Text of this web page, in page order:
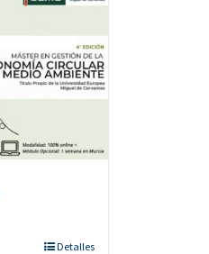
Detalles